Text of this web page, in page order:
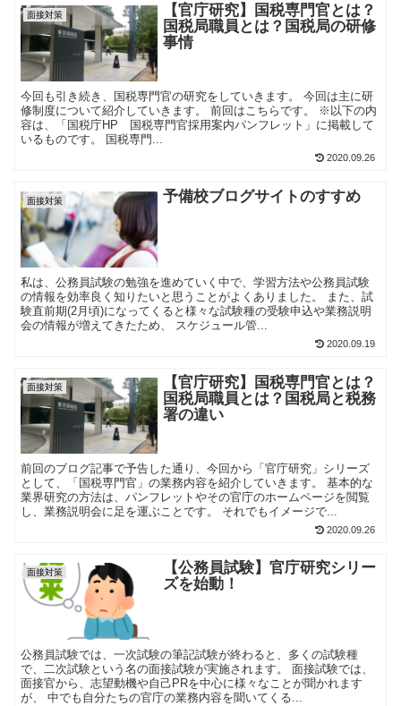
面接対策
【官庁研究】国税専門官とは？
国税局職員とは？国税局の研修
事情
今回も引き続き、国税専門官の研究をしていきます。 今回は主に研
修制度について紹介していきます。 前回はこちらです。 ※以下の内
容は、「国税庁HP 国税専門官採用案内パンフレット」に掲載して
いるものです。 国税専門...
2020.09.26
面接対策 予備校ブログサイトのすすめ
私は、公務員試験の勉強を進めていく中で、学習方法や公務員試験
の情報を効率良く知りたいと思うことがよくありました。 また、試
験直前期(2月頃)になってくると様々な試験種の受験申込や業務説明
会の情報が増えてきたため、 スケジュール管...
2020.09.19
面接対策
【官庁研究】国税専門官とは？
国税局職員とは？国税局と税務
署の違い
前回のブログ記事で予告した通り、今回から「官庁研究」シリーズ
として、「国税専門官」の業務内容を紹介していきます。 基本的な
業界研究の方法は、パンフレットやその官庁のホームページを閲覧
し、業務説明会に足を運ぶことです。 それでもイメージで...
2020.09.26
面接対策
【公務員試験】官庁研究シリー
ズを始動！
公務員試験では、一次試験の筆記試験が終わると、多くの試験種
で、二次試験という名の面接試験が実施されます。 面接試験では、
面接官から、志望動機や自己PRを中心に様々なことが聞かれます
が、 中でも自分たちの官庁の業務内容を聞いてくる...